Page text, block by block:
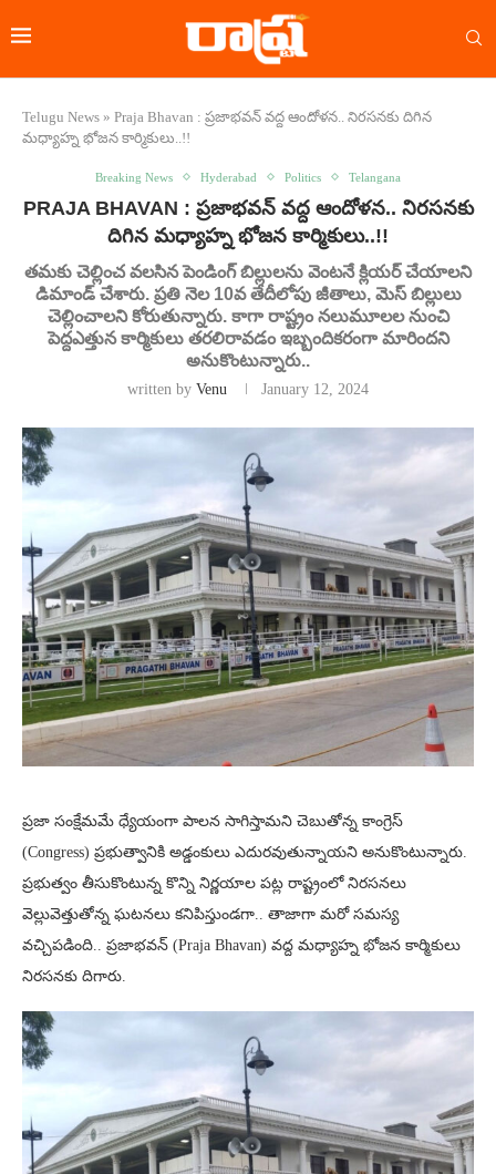
Telugu News » Praja Bhavan : ప్రజాభవన్‌ వద్ద ఆందోళన.. నిరసనకు దిగిన
మధ్యాహ్న భోజన కార్మికులు..!!
Breaking News Hyderabad Politics Telangana
PRAJA BHAVAN : ప్రజాభవన్‌ వద్ద ఆందోళన.. నిరసనకు
దిగిన మధ్యాహ్న భోజన కార్మికులు..!!
తమకు చెల్లించ వలసిన పెండింగ్‌ బిల్లులను వెంటనే క్లియర్ చేయాలని
డిమాండ్‌ చేశారు. ప్రతి నెల 10వ తేదీలోపు జీతాలు, మెస్‌ బిల్లులు
చెల్లించాలని కోరుతున్నారు. కాగా రాష్ట్రం నలుమూలల నుంచి
పెద్దఎత్తున కార్మికులు తరలిరావడం ఇబ్బందికరంగా మారిందని
అనుకొంటున్నారు..
written by Venu January 12, 2024
ప్రజా సంక్షేమమే ధ్యేయంగా పాలన సాగిస్తామని చెబుతోన్న కాంగ్రెస్
(Congress) ప్రభుత్వానికి అడ్డంకులు ఎదురవుతున్నాయని అనుకొంటున్నారు.
ప్రభుత్వం తీసుకొంటున్న కొన్ని నిర్ణయాల పట్ల రాష్ట్రంలో నిరసనలు
వెల్లువెత్తుతోన్న ఘటనలు కనిపిస్తుండగా.. తాజాగా మరో సమస్య
వచ్చిపడింది.. ప్రజాభవన్‌ (Praja Bhavan) వద్ద మధ్యాహ్న భోజన కార్మికులు
నిరసనకు దిగారు.